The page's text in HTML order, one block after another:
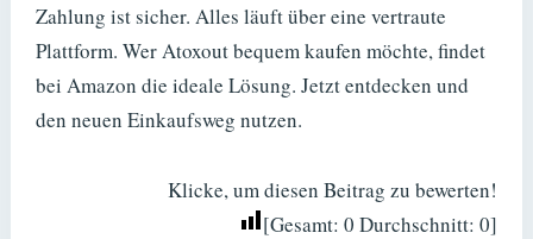
Zahlung ist sicher. Alles läuft über eine vertraute
Plattform. Wer Atoxout bequem kaufen möchte, findet
bei Amazon die ideale Lösung. Jetzt entdecken und
den neuen Einkaufsweg nutzen.
Klicke, um diesen Beitrag zu bewerten!
[Gesamt: 0 Durchschnitt: 0]